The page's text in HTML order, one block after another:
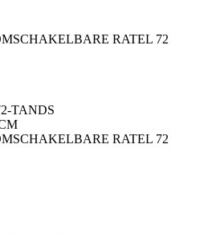
RATEL 72
TANDS
RATEL 72